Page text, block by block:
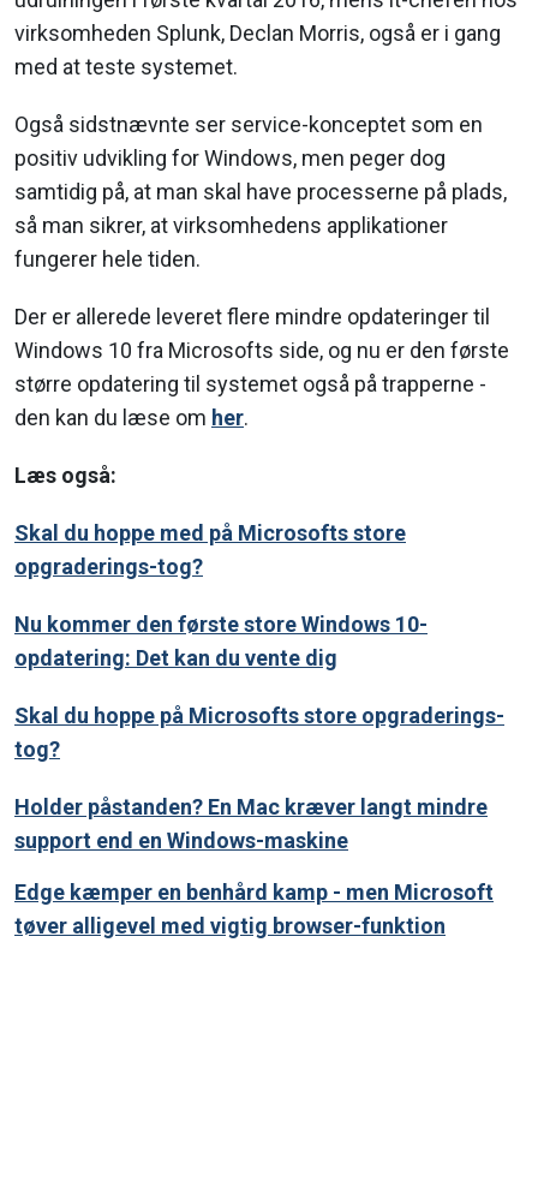
virksomheden Splunk, Declan Morris, også er i gang
med at teste systemet.
Også sidstnævnte ser service-konceptet som en
positiv udvikling for Windows, men peger dog
samtidig på, at man skal have processerne på plads,
så man sikrer, at virksomhedens applikationer
fungerer hele tiden.
Der er allerede leveret flere mindre opdateringer til
Windows 10 fra Microsofts side, og nu er den første
større opdatering til systemet også på trapperne -
den kan du læse om her.
Læs også:
Skal du hoppe med på Microsofts store
opgraderings-tog?
Nu kommer den første store Windows 10-
opdatering: Det kan du vente dig
Skal du hoppe på Microsofts store opgraderings-
tog?
Holder påstanden? En Mac kræver langt mindre
support end en Windows-maskine
Edge kæmper en benhård kamp - men Microsoft
tøver alligevel med vigtig browser-funktion